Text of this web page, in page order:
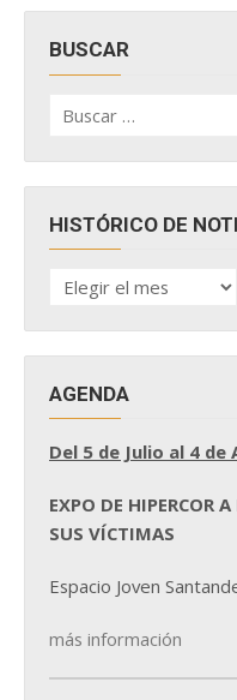
BUSCAR
por:
HISTÓRICO DE
HISTÓRICO
DE
AGENDA
Del 5 de Julio al 4 de
EXPO DE HIPERCOR
SUS VÍCTIMAS
Espacio Joven
más información